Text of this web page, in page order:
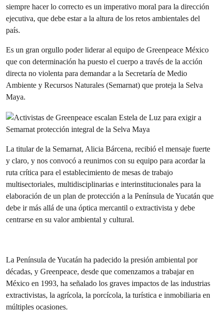
siempre hacer lo correcto es un imperativo moral para la dirección
ejecutiva, que debe estar a la altura de los retos ambientales del
país.
Es un gran orgullo poder liderar al equipo de Greenpeace México
que con determinación ha puesto el cuerpo a través de la acción
directa no violenta para demandar a la Secretaría de Medio
Ambiente y Recursos Naturales (Semarnat) que proteja la Selva
Maya.
La titular de la Semarnat, Alicia Bárcena, recibió el mensaje fuerte
y claro, y nos convocó a reunirnos con su equipo para acordar la
ruta crítica para el establecimiento de mesas de trabajo
multisectoriales, multidisciplinarias e interinstitucionales para la
elaboración de un plan de protección a la Península de Yucatán que
debe ir más allá de una óptica mercantil o extractivista y debe
centrarse en su valor ambiental y cultural.
La Península de Yucatán ha padecido la presión ambiental por
décadas, y Greenpeace, desde que comenzamos a trabajar en
México en 1993, ha señalado los graves impactos de las industrias
extractivistas, la agrícola, la porcícola, la turística e inmobiliaria en
múltiples ocasiones.